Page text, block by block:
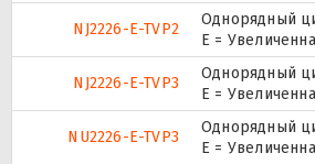
NJ2226-E-TVP2
Однорядный
E =
NJ2226-E-TVP3
Однорядный
E =
NU2226-E-TVP3
Однорядный
E =